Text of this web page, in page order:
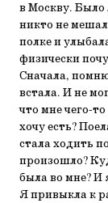
в Москву. Было
никто не
полке и
физически
Сначала,
встала. И не
что мне чего-
хочу есть?
стала ходить
произошло?
была во мне? И
Я привыкла к